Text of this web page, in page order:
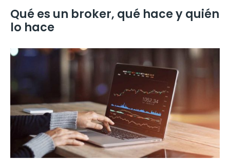
Qué es un broker, qué hace y quién
lo hace